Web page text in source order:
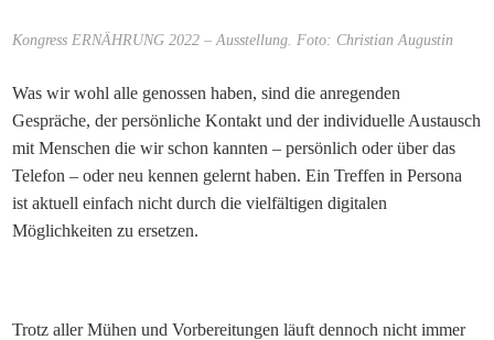
Kongress ERNÄHRUNG 2022 – Ausstellung. Foto: Christian Augustin
Was wir wohl alle genossen haben, sind die anregenden
Gespräche, der persönliche Kontakt und der individuelle Austausch
mit Menschen die wir schon kannten – persönlich oder über das
Telefon – oder neu kennen gelernt haben. Ein Treffen in Persona
ist aktuell einfach nicht durch die vielfältigen digitalen
Möglichkeiten zu ersetzen.
Trotz aller Mühen und Vorbereitungen läuft dennoch nicht immer